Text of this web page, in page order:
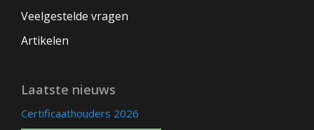
Veelgestelde vragen
Artikelen
Laatste nieuws
Certificaathouders 2026